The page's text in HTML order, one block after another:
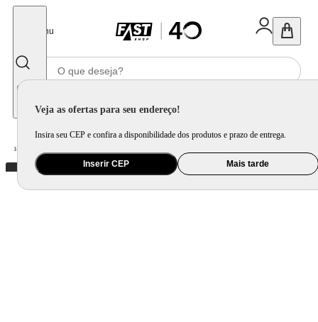
Menu
Veja as ofertas para seu endereço!
Insira seu CEP e confira a disponibilidade dos produtos e prazo de entrega.
Inserir CEP Mais tarde
Home